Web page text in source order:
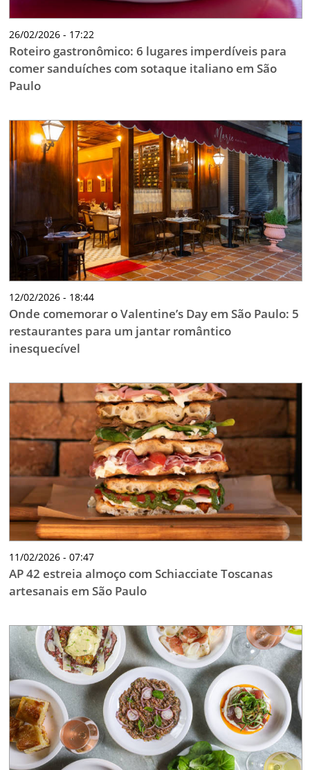
26/02/2026 - 17:22
Roteiro gastronômico: 6 lugares imperdíveis para
comer sanduíches com sotaque italiano em São
Paulo
12/02/2026 - 18:44
Onde comemorar o Valentine’s Day em São Paulo: 5
restaurantes para um jantar romântico
inesquecível
11/02/2026 - 07:47
AP 42 estreia almoço com Schiacciate Toscanas
artesanais em São Paulo